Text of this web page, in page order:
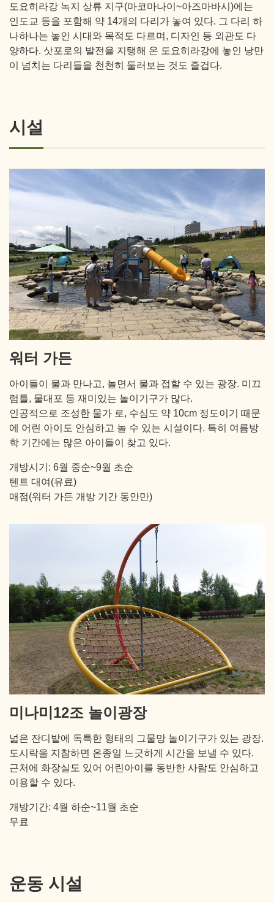
도요히라강 녹지 상류 지구(마코마나이~아즈마바시)에는
인도교 등을 포함해 약 14개의 다리가 놓여 있다. 그 다리 하
나하나는 놓인 시대와 목적도 다르며, 디자인 등 외관도 다
양하다. 삿포로의 발전을 지탱해 온 도요히라강에 놓인 낭만
이 넘치는 다리들을 천천히 둘러보는 것도 즐겁다.
시설
워터 가든
아이들이 물과 만나고, 놀면서 물과 접할 수 있는 광장. 미끄
럼틀, 물대포 등 재미있는 놀이기구가 많다.
인공적으로 조성한 물가 로, 수심도 약 10cm 정도이기 때문
에 어린 아이도 안심하고 놀 수 있는 시설이다. 특히 여름방
학 기간에는 많은 아이들이 찾고 있다.
개방시기: 6월 중순~9월 초순
텐트 대여(유료)
매점(워터 가든 개방 기간 동안만)
미나미12조 놀이광장
넓은 잔디밭에 독특한 형태의 그물망 놀이기구가 있는 광장.
도시락을 지참하면 온종일 느긋하게 시간을 보낼 수 있다.
근처에 화장실도 있어 어린아이를 동반한 사람도 안심하고
이용할 수 있다.
개방기간: 4월 하순~11월 초순
무료
운동 시설